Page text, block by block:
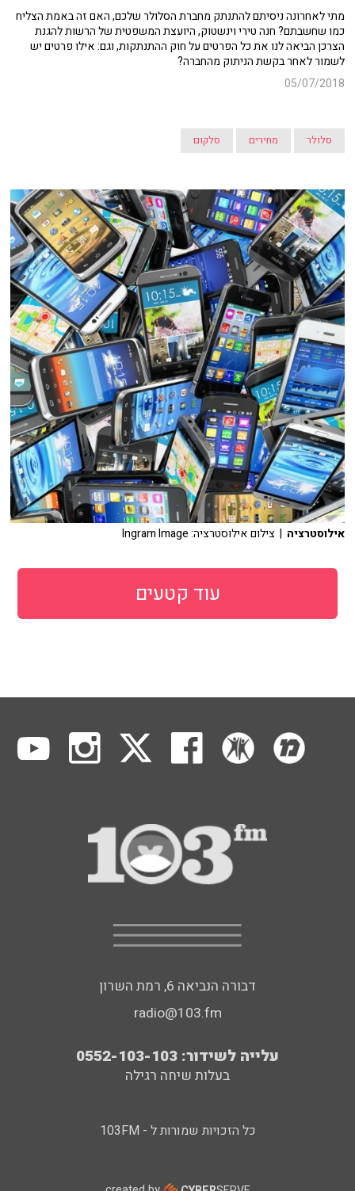
מתי לאחרונה ניסיתם להתנתק מחברת הסלולר שלכם, האם זה באמת הצליח
כמו שחשבתם? חנה טירי וינשטוק, היועצת המשפטית של הרשות להגנת
הצרכן הביאה לנו את כל הפרטים על חוק ההתנתקות, וגם: אילו פרטים יש
לשמור לאחר בקשת הניתוק מהחברה?
05/07/2018
סלולר מחירים סלקום
אילוסטרציה | צילום אילוסטרציה: Ingram Image
עוד קטעים
דבורה הנביאה 6, רמת השרון
radio@103.fm
עלייה לשידור: 0552-103-103
בעלות שיחה רגילה
כל הזכויות שמורות ל - 103FM